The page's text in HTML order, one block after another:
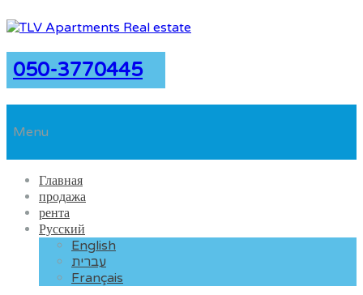
050-3770445
Menu
Главная
продажа
рента
Русский
English
עברית
Français